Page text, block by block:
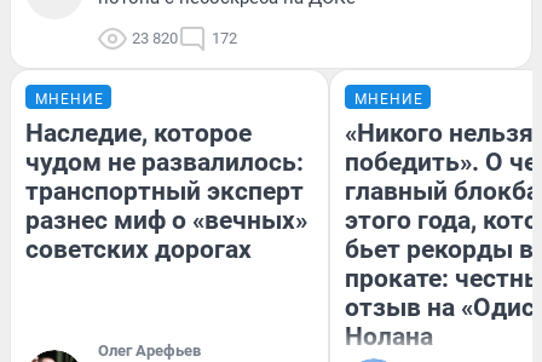
23 820 172
МНЕНИЕ
Наследие, которое
чудом не развалилось:
транспортный эксперт
разнес миф о «вечных»
советских дорогах
Олег Арефьев
МНЕНИЕ
«Никого нельзя
победить». О
главный
этого года,
бьет рекорды в
прокате:
отзыв на
Нолана